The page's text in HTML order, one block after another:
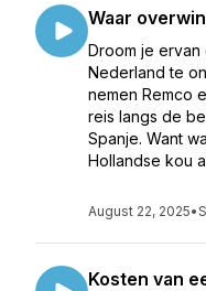
Waar
Droom je
Nederland te
nemen Remco
reis langs de
Spanje. Want
Hollandse kou
August 22, 2025•
Kosten van